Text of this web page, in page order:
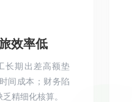
效率低
长期出差高额垫
间成本；财务陷
精细化核算。